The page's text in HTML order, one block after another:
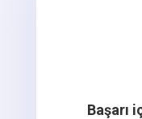
Başarı